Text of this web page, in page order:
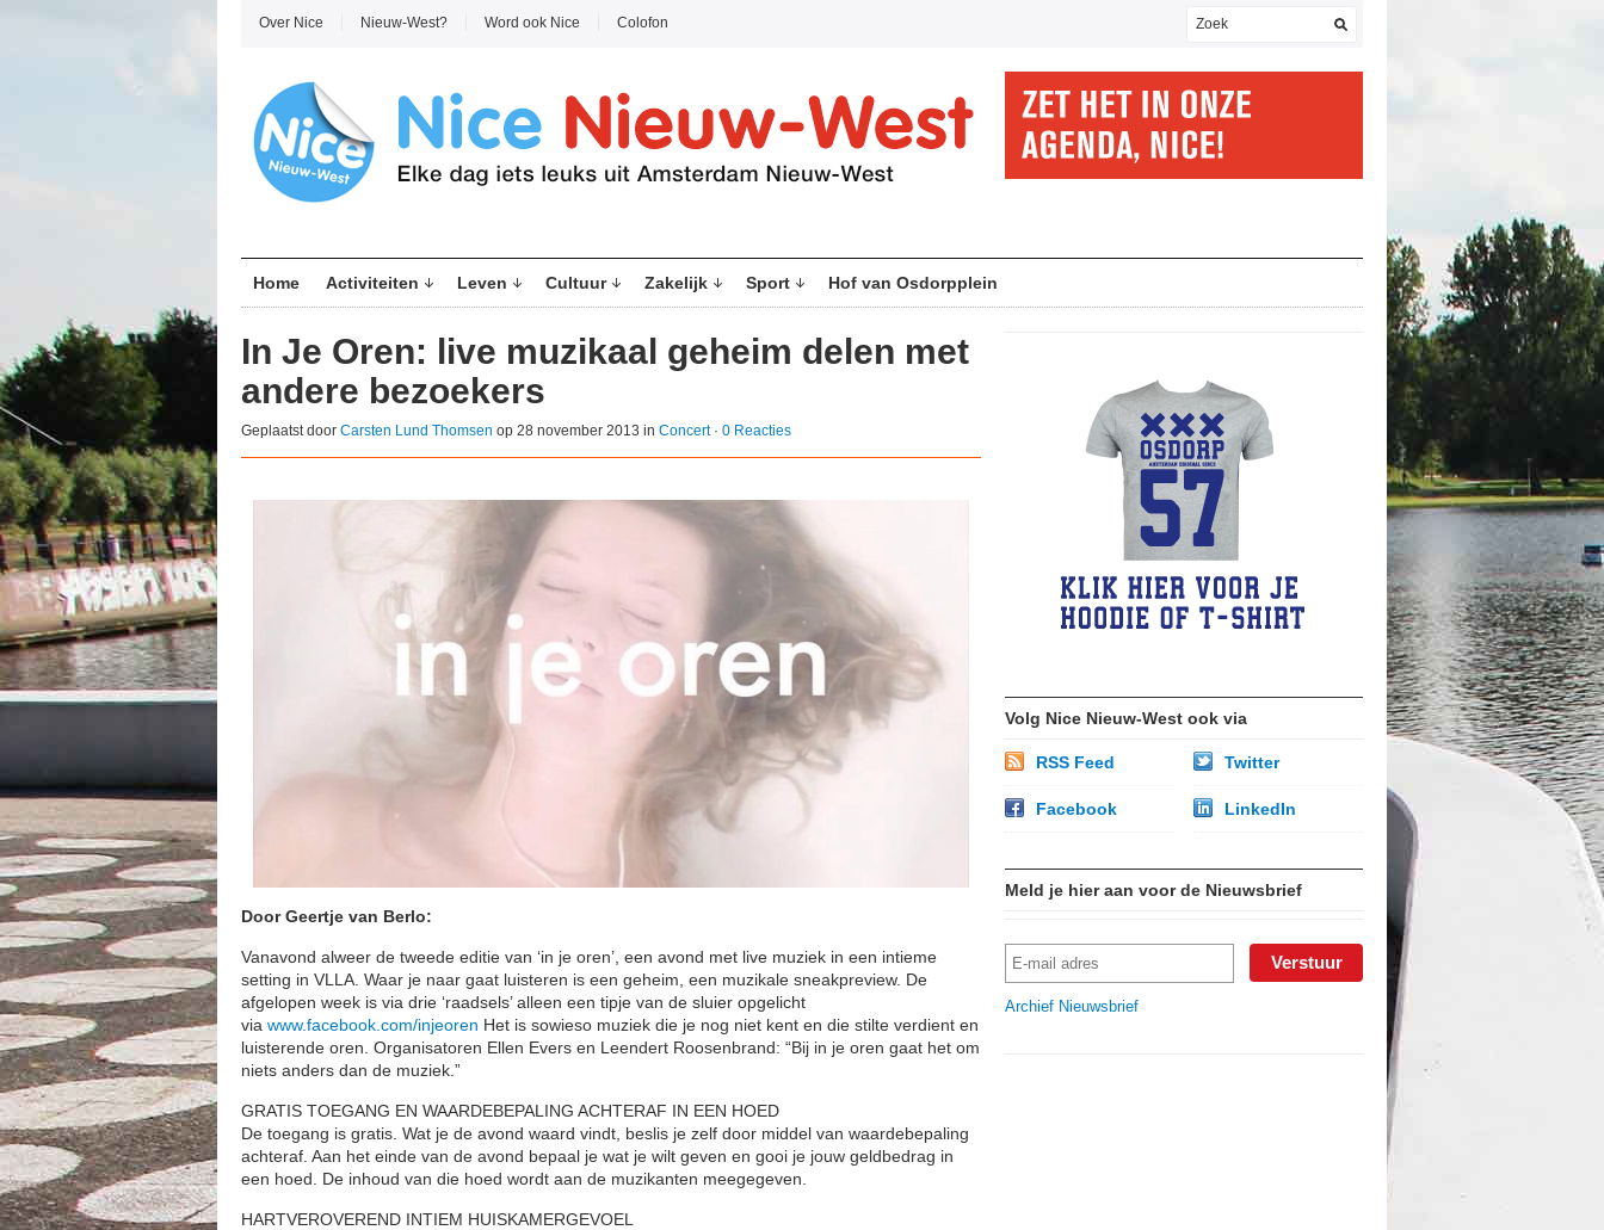
Over Nice Nieuw-West? Word ook Nice Colofon
Home Activiteiten Leven Cultuur Zakelijk Sport Hof van Osdorpplein
In Je Oren: live muzikaal geheim delen met
andere bezoekers
Geplaatst door Carsten Lund Thomsen op 28 november 2013 in Concert· 0 Reacties
Door Geertje van Berlo:
Vanavond alweer de tweede editie van ‘in je oren’, een avond met live muziek in een intieme
setting in VLLA. Waar je naar gaat luisteren is een geheim, een muzikale sneakpreview. De
afgelopen week is via drie ‘raadsels’ alleen een tipje van de sluier opgelicht
via www.facebook.com/injeoren Het is sowieso muziek die je nog niet kent en die stilte verdient en
luisterende oren. Organisatoren Ellen Evers en Leendert Roosenbrand: “Bij in je oren gaat het om
niets anders dan de muziek.”
GRATIS TOEGANG EN WAARDEBEPALING ACHTERAF IN EEN HOED
De toegang is gratis. Wat je de avond waard vindt, beslis je zelf door middel van waardebepaling
achteraf. Aan het einde van de avond bepaal je wat je wilt geven en gooi je jouw geldbedrag in
een hoed. De inhoud van die hoed wordt aan de muzikanten meegegeven.
HARTVEROVEREND INTIEM HUISKAMERGEVOEL
Volg Nice Nieuw-West ook via
RSS Feed Twitter
Facebook LinkedIn
Meld je hier aan voor de Nieuwsbrief
Archief Nieuwsbrief